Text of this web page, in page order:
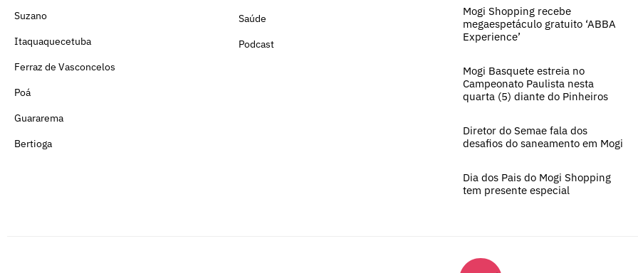
Suzano
Itaquaquecetuba
Ferraz de Vasconcelos
Poá
Guararema
Bertioga
Saúde
Podcast
Mogi Shopping recebe
megaespetáculo gratuito ‘ABBA
Experience’
Mogi Basquete estreia no
Campeonato Paulista nesta
quarta (5) diante do Pinheiros
Diretor do Semae fala dos
desafios do saneamento em Mogi
Dia dos Pais do Mogi Shopping
tem presente especial